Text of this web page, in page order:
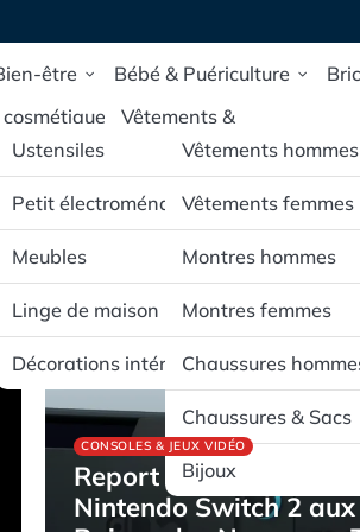
être
santé et
Bébé & Puériculture
Vêtements &
Chaussures pour bébé
Poussettes & Sièges
auto
Jouets d’éveil & mobilier
pour bébé
Maison & Deco
Ustensiles
Petit électroménager
Meubles
Linge de maison
Décorations intérieur
Mode & Accessoires
Vêtements hommes
Vêtements femmes
Montres hommes
Montres femmes
Chaussures
Chaussures & Sacs
Bijoux
CONSOLES & JEUX VIDÉO
Report de la
Nintendo Switch 2